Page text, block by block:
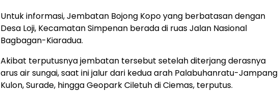
Untuk informasi, Jembatan Bojong Kopo yang berbatasan dengan
Desa Loji, Kecamatan Simpenan berada di ruas Jalan Nasional
Bagbagan-Kiaradua.
Akibat terputusnya jembatan tersebut setelah diterjang derasnya
arus air sungai, saat ini jalur dari kedua arah Palabuhanratu-Jampang
Kulon, Surade, hingga Geopark Ciletuh di Ciemas, terputus.